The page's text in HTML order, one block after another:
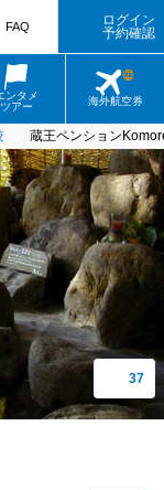
ンタメ
ツアー
海外航空券
FAQ
ログイン
予約確認
蔵王ペンション